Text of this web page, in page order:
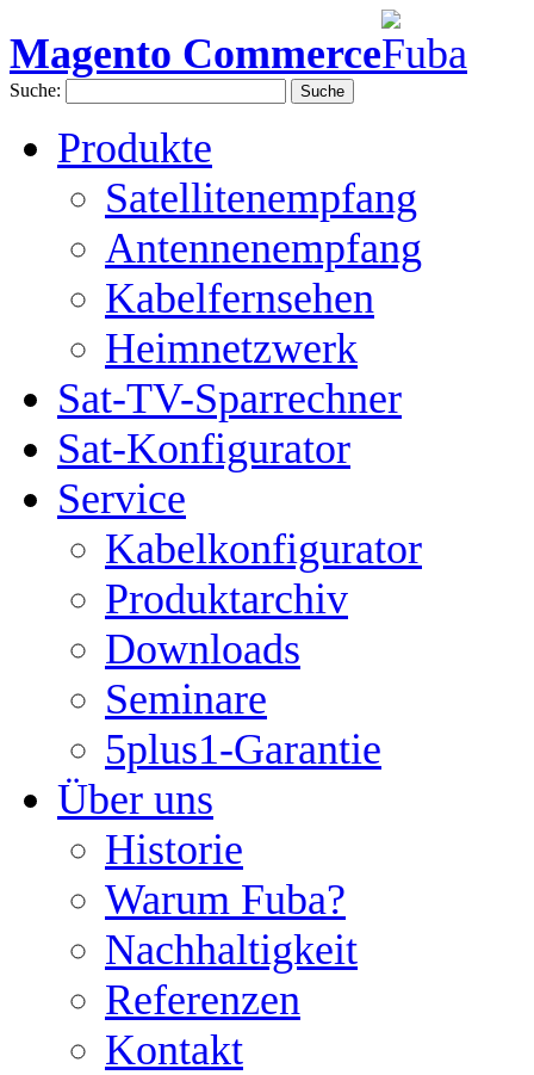
Magento Commerce
Suche: Suche
Produkte
Satellitenempfang
Antennenempfang
Kabelfernsehen
Heimnetzwerk
Sat-TV-Sparrechner
Sat-Konfigurator
Service
Kabelkonfigurator
Produktarchiv
Downloads
Seminare
5plus1-Garantie
Über uns
Historie
Warum Fuba?
Nachhaltigkeit
Referenzen
Kontakt